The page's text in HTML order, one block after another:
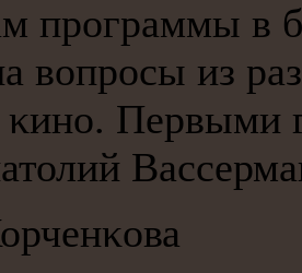
прοграммы в
вопрοсы из
Первыми